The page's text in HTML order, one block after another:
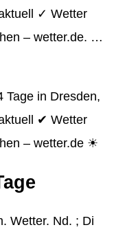
✓ Wetter
– wetter.de. …
Tage in Dresden,
✔ Wetter
– wetter.de ☀
Wetter. Nd. ; Di